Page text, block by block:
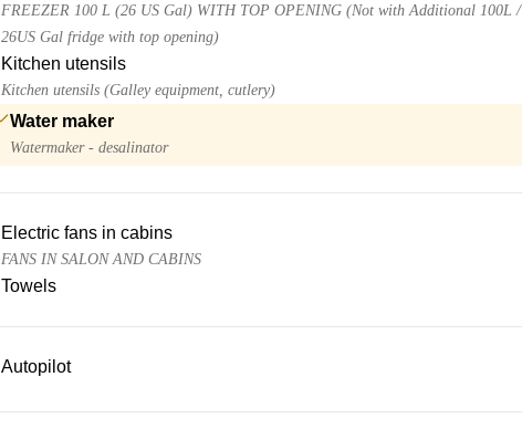
FREEZER 100 L (26 US Gal) WITH TOP OPENING (Not with Additional 100L /
26US Gal fridge with top opening)
Kitchen utensils
Kitchen utensils (Galley equipment, cutlery)
Water maker
Watermaker - desalinator
Electric fans in cabins
FANS IN SALON AND CABINS
Towels
Autopilot